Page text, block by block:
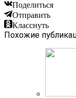
Поделиться
Отправить
Класснуть
Похожие